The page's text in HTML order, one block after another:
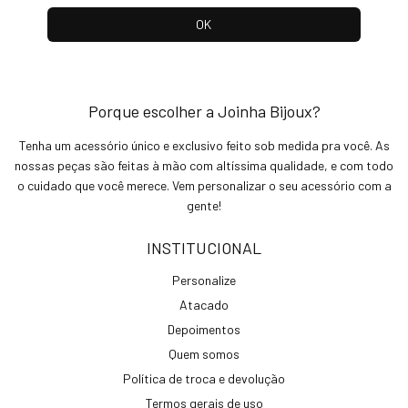
Porque escolher a Joinha Bijoux?
Tenha um acessório único e exclusivo feito sob medida pra você. As
nossas peças são feitas à mão com altíssima qualidade, e com todo
o cuidado que você merece. Vem personalizar o seu acessório com a
gente!
INSTITUCIONAL
Personalize
Atacado
Depoimentos
Quem somos
Política de troca e devolução
Termos gerais de uso